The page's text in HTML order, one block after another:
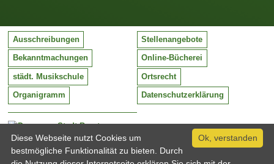
Stadt Barntrup
Mittelstraße 38
32683 Barntrup
Tel:
05263 / 409-0
Ausschreibungen Stellenangebote
Bekanntmachungen Online-Bücherei
städt. Musikschule Ortsrecht
Organigramm Datenschutzerklärung
Ok, verstanden
Diese Webseite nutzt Cookies um
bestmögliche Funktionalität zu bieten. Durch